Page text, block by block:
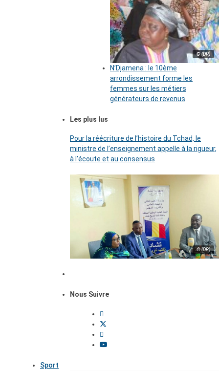
© (DR)
N’Djamena : le 10ème
arrondissement forme les
femmes sur les métiers
générateurs de revenus
Les plus lus
Pour la réécriture de l’histoire du Tchad, le
ministre de l’enseignement appelle à la rigueur,
à l’écoute et au consensus
© (DR)
Nous Suivre
Sport